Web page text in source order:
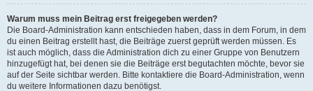
Warum muss mein Beitrag erst freigegeben werden?
Die Board-Administration kann entschieden haben, dass in dem Forum, in dem
du einen Beitrag erstellt hast, die Beiträge zuerst geprüft werden müssen. Es
ist auch möglich, dass die Administration dich zu einer Gruppe von Benutzern
hinzugefügt hat, bei denen sie die Beiträge erst begutachten möchte, bevor sie
auf der Seite sichtbar werden. Bitte kontaktiere die Board-Administration, wenn
du weitere Informationen dazu benötigst.